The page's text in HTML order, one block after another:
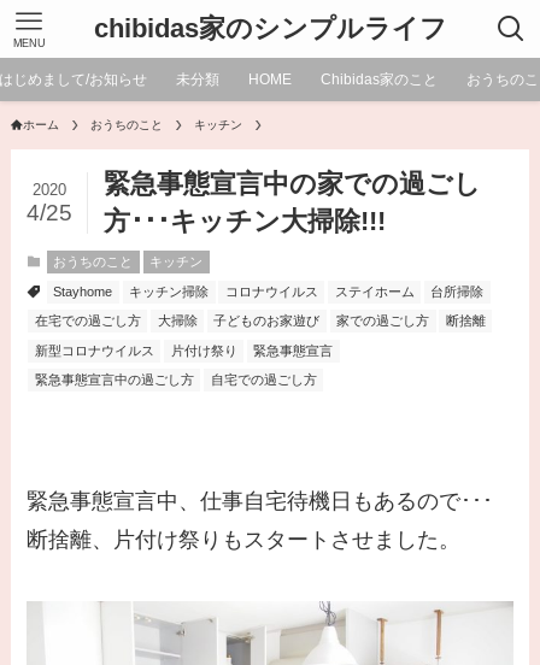
chibidas家のシンプルライフ
MENU
はじめまして/お知らせ 未分類 HOME Chibidas家のこと おうちの
ホーム おうちのこと キッチン
緊急事態宣言中の家での過ごし
方･･･キッチン大掃除!!!
2020
4/25
おうちのこと キッチン
Stayhome キッチン掃除 コロナウイルス ステイホーム 台所掃除
在宅での過ごし方 大掃除 子どものお家遊び 家での過ごし方 断捨離
新型コロナウイルス 片付け祭り 緊急事態宣言
緊急事態宣言中の過ごし方 自宅での過ごし方
緊急事態宣言中、仕事自宅待機日もあるので･･･
断捨離、片付け祭りもスタートさせました。